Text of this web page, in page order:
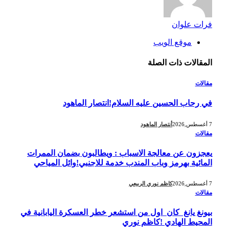
فرات علوان
موقع الويب
المقالاتذات الصلة
مقالات
في رحاب الحسين عليه السلام!انتصار الماهود
أنتصار الماهود
مقالات
يعجزون عن معالجة الاسباب : ويطالبون بضمان الممرات
المائية بهرمز وباب المندب خدمة للاجنبي!وائل المياحي
كاظم نوري الربيعي
مقالات
بيونغ يانغ كان اول من استشعر خطر العسكرة اليابانية في
المحيط الهادي !كاظم نوري